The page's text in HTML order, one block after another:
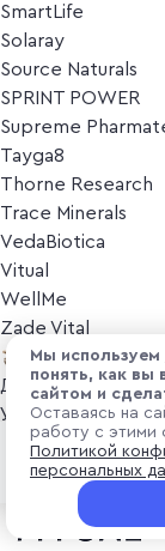
SmartLife
Solaray
Source Naturals
SPRINT POWER
Supreme
Tayga8
Thorne Research
Trace Minerals
VedaBiotica
Vitual
WellMe
Zade Vital
Косметика
Дезодоранты
Уход за лицом
Уход за телом
Популярные
₽ 8 600
+ 258 ₽
Мы используем
понять, как вы
сайтом и
Оставаясь на
работу с этими
Политикой
персональных